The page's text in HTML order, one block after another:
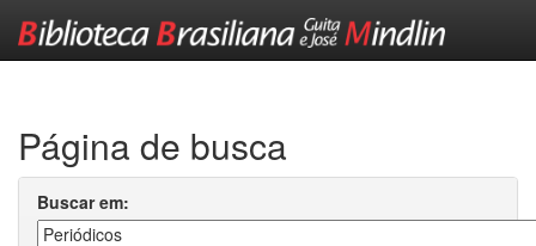
Página de busca
Buscar em: